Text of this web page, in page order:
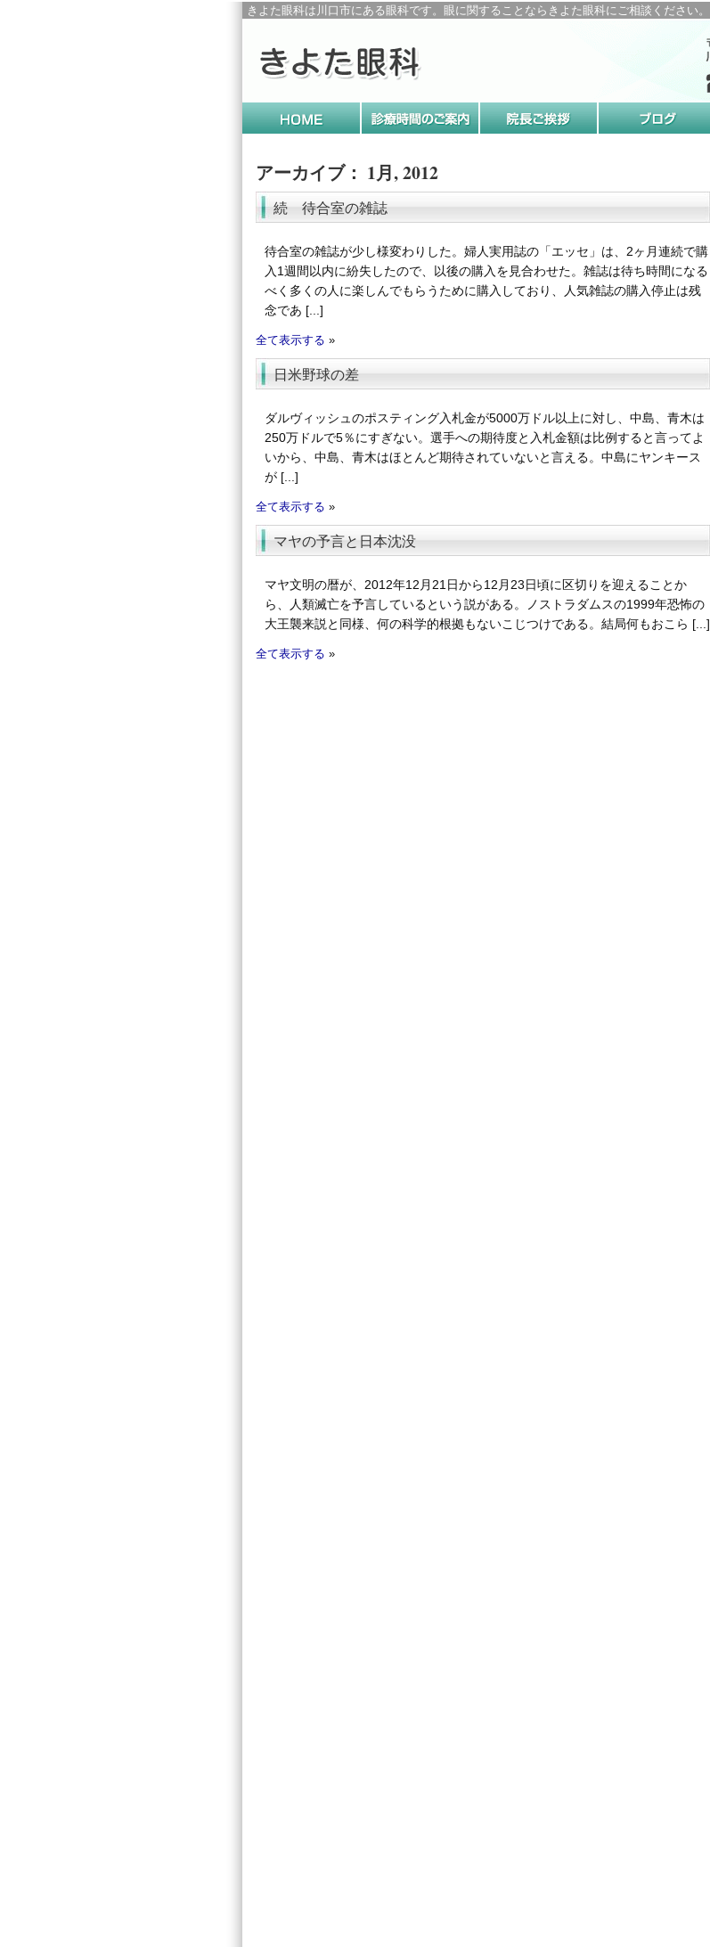
きよた眼科は川口市にある眼科です。眼に関することならきよた眼科にご相談ください。
アーカイブ： 1月, 2012
続 待合室の雑誌
待合室の雑誌が少し様変わりした。婦人実用誌の「エッセ」は、2ヶ月連続で購
入1週間以内に紛失したので、以後の購入を見合わせた。雑誌は待ち時間になる
べく多くの人に楽しんでもらうために購入しており、人気雑誌の購入停止は残
念であ [...]
全て表示する »
日米野球の差
ダルヴィッシュのポスティング入札金が5000万ドル以上に対し、中島、青木は
250万ドルで5％にすぎない。選手への期待度と入札金額は比例すると言ってよ
いから、中島、青木はほとんど期待されていないと言える。中島にヤンキース
が [...]
全て表示する »
マヤの予言と日本沈没
マヤ文明の暦が、2012年12月21日から12月23日頃に区切りを迎えることか
ら、人類滅亡を予言しているという説がある。ノストラダムスの1999年恐怖の
大王襲来説と同様、何の科学的根拠もないこじつけである。結局何もおこら [...]
全て表示する »